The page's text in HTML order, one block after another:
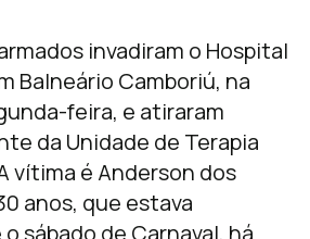
invadiram o Hospital
Balneário Camboriú, na
feira, e atiraram
da Unidade de Terapia
vítima é Anderson dos
anos, que estava